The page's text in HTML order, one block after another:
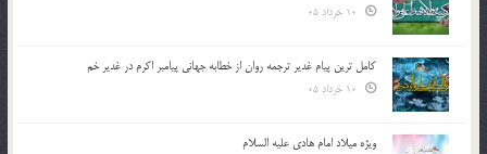
کامل ترین پیام غدیر ترجمه روان از خطابه جهانی پیامبر اکرم در غدیر خم
ویژه میلاد امام هادی علیه السلام